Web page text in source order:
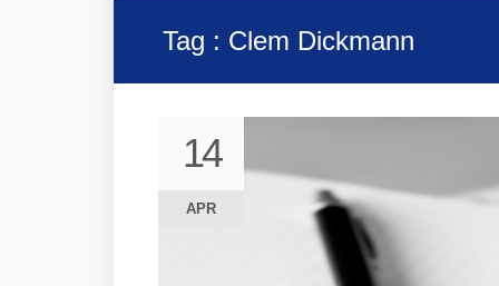
Tag : Clem Dickmann
14
APR
14
APR